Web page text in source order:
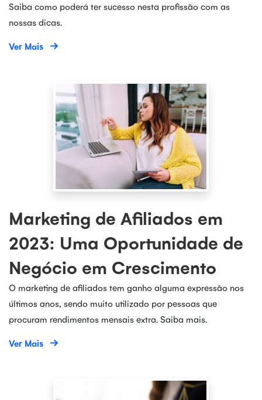
Saiba como poderá ter sucesso nesta profissão com as
nossas dicas.
Ver Mais
Marketing de Afiliados em
2023: Uma Oportunidade de
Negócio em Crescimento
O marketing de afiliados tem ganho alguma expressão nos
últimos anos, sendo muito utilizado por pessoas que
procuram rendimentos mensais extra. Saiba mais.
Ver Mais